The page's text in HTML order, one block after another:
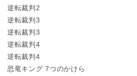
逆転裁判2
逆転裁判3
逆転裁判3
逆転裁判4
逆転裁判4
恐竜キング 7つのかけら